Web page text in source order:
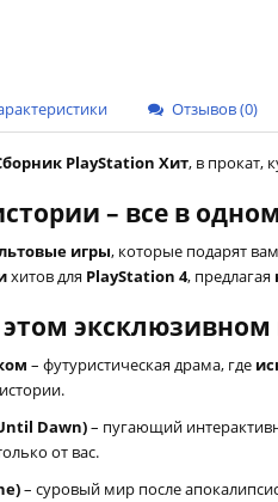
Отзывов (0)
PlayStation Хит, в прокат,
– все в
игры, которые подарят вам
хитов для PlayStation 4, предлагая
эксклюзивном
– футуристическая драма, где
Dawn)– пугающий
от вас.
– суровый мир после